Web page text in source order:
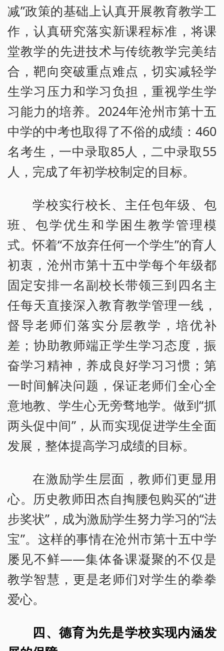
减”政策的基础上认真开展教育教学工
作，认真研究落实新课程标准，将课
堂教学的先进技术与传统教学完美结
合，靶向突破重点难点，切实减轻学
生学习压力和学习负担，重视学生学
习能力的培养。2024年沧州市第十五
中学的中考也取得了不俗的成绩：460
名考生，一中录取85人，二中录取55
人，完成了年初学校制定的目标。
学校实行校长、主任包年级、包
班、包学优生和学困生教学管理模
式。怀着“不放弃任何一个学生”的育人
初衷，沧州市第十五中学每个年级都
固定安排一名副校长带领三到四名主
任每天直接深入教育教学管理一线，
督导老师们落实分层教学，培优补
差；协助教师端正学生学习态度，振
奋学习精神，养成良好学习习惯；第
一时间解决问题，保证老师们全心全
意地教、学生心无旁骛地学。做到“抓
两头促中间”，从而实现促进学生全面
发展，整体提高学习成绩的目标。
在激励学生层面，教师们更显用
心。历史教师田杰自掏腰包购买的“进
步奖状”，成为激励学生努力学习的“法
宝”。这样的事情在沧州市第十五中学
屡见不鲜——集体备课凝聚的不仅是
教学智慧，更是老师们对学生的拳拳
爱心。
四、德育为先是学校实现内涵发